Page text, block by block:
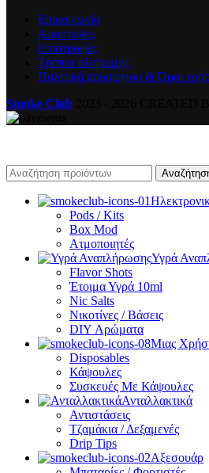
Επικοινωνία
Αποστολές
Επιστροφές
Τρόποι πληρωμής
Πολιτική απορρήτου & Όροι
Smoke Club
Pods / Kits
Box Mod
Ατμοποιητές
Υγρά
Flavor Shots
Έτοιμα Υγρά 10ml
Nic Salts
Νικοτίνες / Βάσεις
DIY Αρώματα
Μιας
Disposables
Κάψουλες
Συσκευές Με Κάψουλες
Ανταλλακτικά
Αντιστάσεις
Τζαμάκια / Δεξαμενές
Drip Tips
Αξεσουάρ